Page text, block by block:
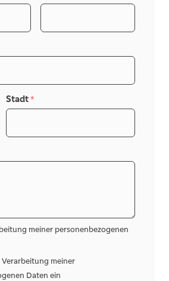
Stadt *
meiner personenbezogenen
meiner
Daten ein